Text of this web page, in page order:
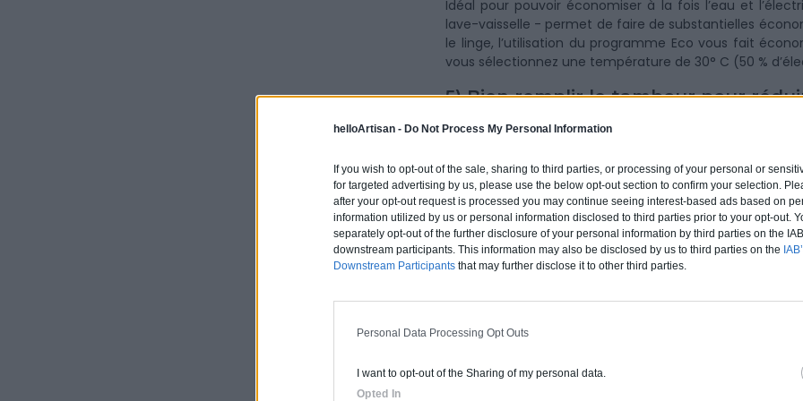
helloArtisan - Do Not Process My Personal Information
If you wish to opt-out of the sale, sharing to third parties, or processing of your personal or
for targeted advertising by us, please use the below opt-out section to confirm your selection.
after your opt-out request is processed you may continue seeing interest-based ads based on
information utilized by us or personal information disclosed to third parties prior to your opt-out.
separately opt-out of the further disclosure of your personal information by third parties on the
downstream participants. This information may also be disclosed by us to third parties on the
Downstream Participants that may further disclose it to other third parties.
Personal Data Processing Opt Outs
I want to opt-out of the Sharing of my personal data.
Opted In
Idéal pour pouvoir économiser à la fois l’eau et
lave-vaisselle - permet de faire de substantielles
le linge, l’utilisation du programme Eco vous fait
vous sélectionnez une température de 30° C (50 %
5) Bien remplir le tambour pour
En remplissant à fond le tambour d’une machine à
moyenne annuelle de 200 cycles. Cela permet aussi
D’autre part, l’économie est également applicable à la
6) Pour le lave-vaisselle, on ne le
pour moins de dépenses en énergie
Il vaut mieux s’équiper d’un peu plus de vaisselle, que
les jours pour récupérer ses assiettes propres.
d’économiser par rapport au lavage à la main, il n’en
lave-linge, il vaut donc mieux attendre d’avoir rempli le
7) Le sèche linge : déconseillé pour
d’électricité !